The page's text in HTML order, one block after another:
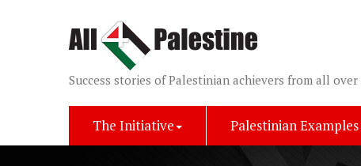
Success stories of Palestinian achievers from all
The Initiative Palestinian Examples